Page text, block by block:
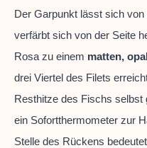
Der Garpunkt lässt sich
verfärbt sich von der Seite
Rosa zu einem matten,
drei Viertel des Filets
Resthitze des Fischs selbst
ein Sofortthermometer zur
Stelle des Rückens